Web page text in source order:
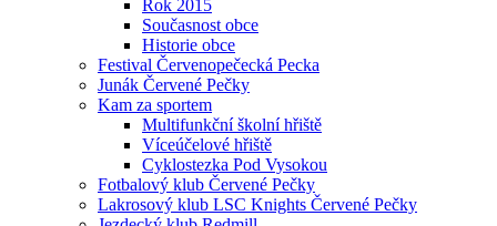
Rok 2015
Současnost obce
Historie obce
Festival Červenopečecká Pecka
Junák Červené Pečky
Kam za sportem
Multifunkční školní hřiště
Víceúčelové hřiště
Cyklostezka Pod Vysokou
Fotbalový klub Červené Pečky
Lakrosový klub LSC Knights Červené Pečky